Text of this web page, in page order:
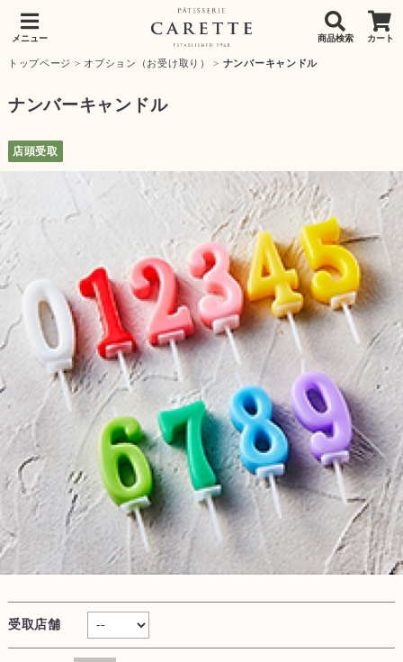
メニュー 商品検索 カート
トップページ > オプション（お受け取り） > ナンバーキャンドル
ナンバーキャンドル
店頭受取
受取店舗